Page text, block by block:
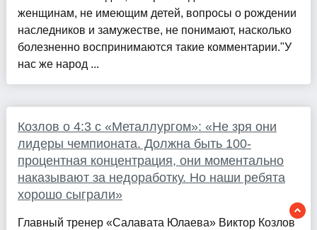
женщинам, не имеющим детей, вопросы о рождении
наследников и замужестве, не понимают, насколько
болезненно воспринимаются такие комментарии."У
нас же народ ...
Козлов о 4:3 с «Металлургом»: «Не зря они
лидеры чемпионата. Должна быть 100-
процентная концентрация, они моментально
наказывают за недоработку. Но наши ребята
хорошо сыграли»
Главный тренер «Салавата Юлаева» Виктор Козлов